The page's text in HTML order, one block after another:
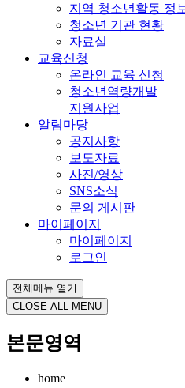
지역 청소년활동 정
청소년 기관 현황
자료실
교육신청
온라인 교육 신청
청소년역량개발
지원사업
알림마당
공지사항
보도자료
사진/영상
SNS소식
문의 게시판
마이페이지
마이페이지
로그인
전체메뉴 열기
CLOSE ALL MENU
본문영역
home